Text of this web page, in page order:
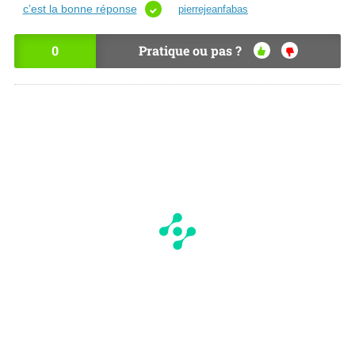
c’est la bonne réponse
pierrejeanfabas
0 Pratique ou pas ?
OU
I
NO